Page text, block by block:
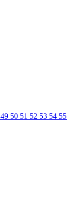
49 50 51 52 53 54 55